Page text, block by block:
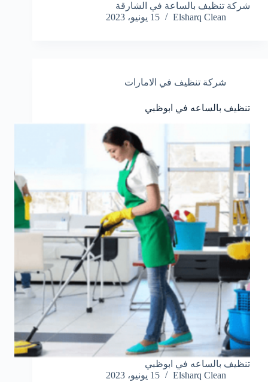
شركة تنظيف بالساعة في الشارقة
Elsharq Clean
15 يونيو، 2023
شركة تنظيف في الامارات
تنظيف بالساعه في ابوظبي
تنظيف بالساعه في ابوظبي
Elsharq Clean
15 يونيو، 2023